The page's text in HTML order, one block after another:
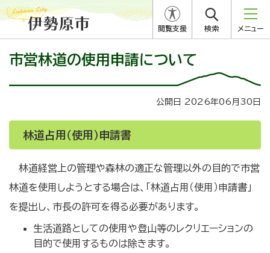
閲覧支援 検索 メニュー
市営林道の使用申請について
公開日 2026年06月30日
林道占用（使用）申請書
林道経営上の管理や森林の適正な管理以外の目的で市営
林道を使用しようとする場合は、「林道占用（使用）申請書」
を提出し、市長の許可を得る必要があります。
生活道路としての使用や登山等のレクリエーションの
目的で使用するものは除きます。